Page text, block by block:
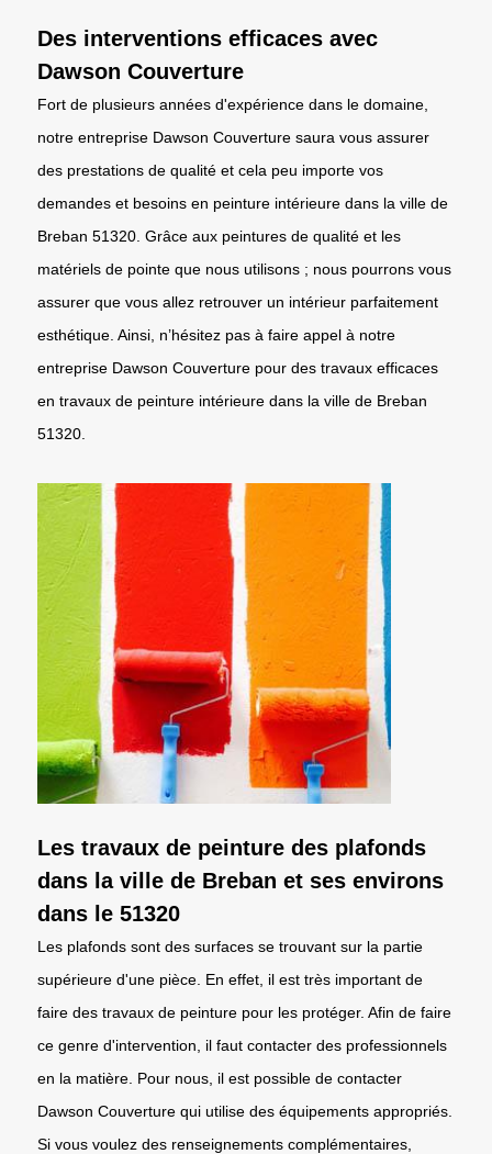
Des interventions efficaces avec
Dawson Couverture
Fort de plusieurs années d'expérience dans le domaine,
notre entreprise Dawson Couverture saura vous assurer
des prestations de qualité et cela peu importe vos
demandes et besoins en peinture intérieure dans la ville de
Breban 51320. Grâce aux peintures de qualité et les
matériels de pointe que nous utilisons ; nous pourrons vous
assurer que vous allez retrouver un intérieur parfaitement
esthétique. Ainsi, n’hésitez pas à faire appel à notre
entreprise Dawson Couverture pour des travaux efficaces
en travaux de peinture intérieure dans la ville de Breban
51320.
Les travaux de peinture des plafonds
dans la ville de Breban et ses environs
dans le 51320
Les plafonds sont des surfaces se trouvant sur la partie
supérieure d'une pièce. En effet, il est très important de
faire des travaux de peinture pour les protéger. Afin de faire
ce genre d'intervention, il faut contacter des professionnels
en la matière. Pour nous, il est possible de contacter
Dawson Couverture qui utilise des équipements appropriés.
Si vous voulez des renseignements complémentaires,